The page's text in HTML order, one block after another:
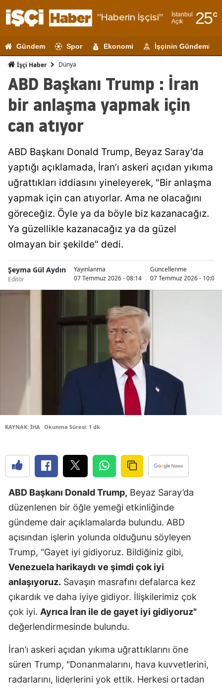
"Haberin İşçisi"
İstanbul
Açık
25°
Adıyaman
Ağrı
Amasya
Antalya
Artvin
Aydın
Balıkesir
Bitlis
Çorum
Denizli
Edirne
Elazığ
Erzincan
Erzurum
Eskişehir
Gaziantep
Giresun
Gümüşhane
Isparta
Mersin
Gündem Spor Ekonomi İşçinin Gündemi
İşçi Haber Dünya
ABD Başkanı Trump : İran
bir anlaşma yapmak için
can atıyor
ABD Başkanı Donald Trump, Beyaz Saray'da
yaptığı açıklamada, İran’ı askeri açıdan yıkıma
uğrattıkları iddiasını yineleyerek, "Bir anlaşma
yapmak için can atıyorlar. Ama ne olacağını
göreceğiz. Öyle ya da böyle biz kazanacağız.
Ya güzellikle kazanacağız ya da güzel
olmayan bir şekilde" dedi.
Şeyma Gül Aydın
Editör
Yayınlanma
07 Temmuz 2026 - 08:14
Güncellenme
07 Temmuz 2026 - 10:07
KAYNAK: İHA Okunma Süresi: 1 dk
ABD Başkanı Donald Trump, Beyaz Saray’da
düzenlenen bir öğle yemeği etkinliğinde
gündeme dair açıklamalarda bulundu. ABD
açısından işlerin yolunda olduğunu söyleyen
Trump, "Gayet iyi gidiyoruz. Bildiğiniz gibi,
Venezuela harikaydı ve şimdi çok iyi
anlaşıyoruz. Savaşın masrafını defalarca kez
çıkardık ve daha iyiye gidiyor. İlişkilerimiz çok
çok iyi. Ayrıca İran ile de gayet iyi gidiyoruz"
değerlendirmesinde bulundu.
İran’ı askeri açıdan yıkıma uğrattıklarını öne
süren Trump, "Donanmalarını, hava kuvvetlerini,
radarlarını, liderlerini yok ettik. Herkesi ortadan